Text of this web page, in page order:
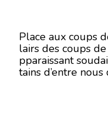
Place aux coups
lairs des coups de
pparaissant
tains d’entre